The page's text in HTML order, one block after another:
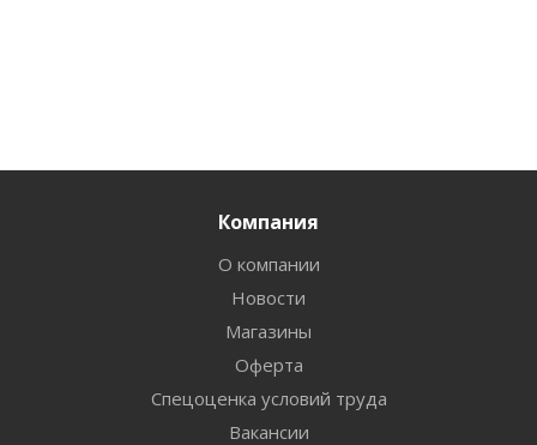
Компания
О компании
Новости
Магазины
Оферта
Спецоценка условий труда
Вакансии